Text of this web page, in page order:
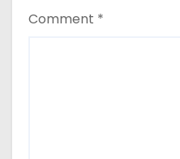
n
Comment *